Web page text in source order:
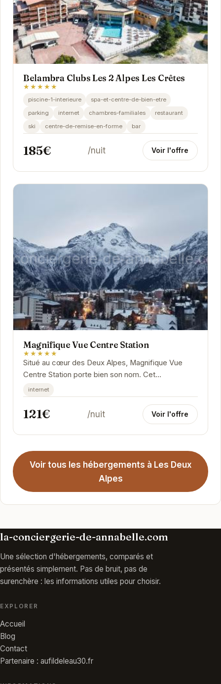
Belambra Clubs Les 2 Alpes Les Crêtes
★★★★★
piscine-1-interieure
spa-et-centre-de-bien-etre
parking
internet chambres-familiales
restaurant
ski
centre-de-remise-en-forme bar
185€ /nuit Voir l'offre
Magnifique Vue Centre Station
★★★★★
Situé au cœur des Deux Alpes, Magnifique Vue
Centre Station porte bien son nom. Cet
appartement offre des vues exceptionnelles et un
accès facile...
internet
121€ /nuit Voir l'offre
Voir tous les hébergements à Les Deux
Alpes
la-conciergerie-de-annabelle.com
Une sélection d'hébergements, comparés et
présentés simplement. Pas de bruit, pas de
surenchère : les informations utiles pour choisir.
EXPLORER
Accueil
Blog
Contact
Partenaire : aufildeleau30.fr